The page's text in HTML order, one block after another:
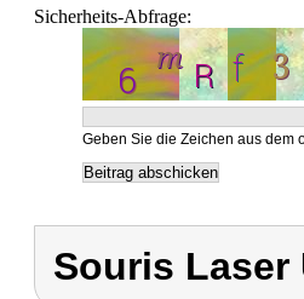
Sicherheits-Abfrage:
Geben Sie die Zeichen aus dem
Souris Laser